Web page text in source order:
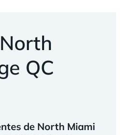
QC
de North Miami